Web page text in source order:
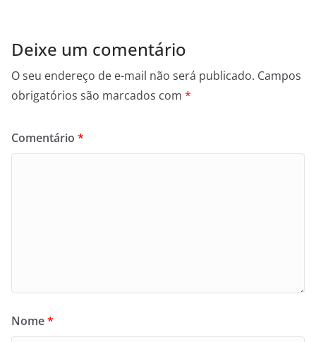
Deixe um comentário
O seu endereço de e-mail não será publicado. Campos
obrigatórios são marcados com *
Comentário *
Nome*